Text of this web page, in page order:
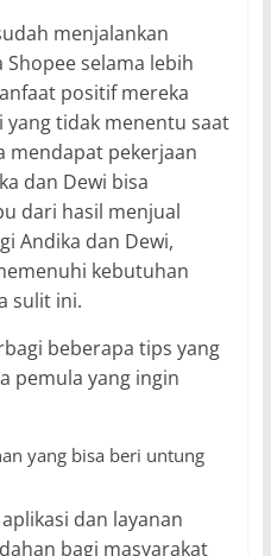
menjalankan
selama lebih
positif mereka
yang tidak menentu saat
mendapat pekerjaan
dan Dewi bisa
dari hasil menjual
Andika dan Dewi,
kebutuhan
sulit ini.
beberapa tips yang
pemula yang ingin
yang bisa beri untung
dan layanan
bagi masyarakat